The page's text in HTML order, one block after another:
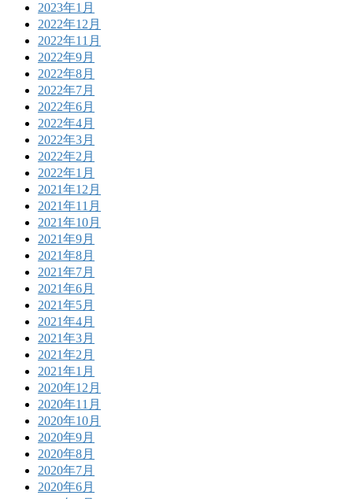
2023年1月
2022年12月
2022年11月
2022年9月
2022年8月
2022年7月
2022年6月
2022年4月
2022年3月
2022年2月
2022年1月
2021年12月
2021年11月
2021年10月
2021年9月
2021年8月
2021年7月
2021年6月
2021年5月
2021年4月
2021年3月
2021年2月
2021年1月
2020年12月
2020年11月
2020年10月
2020年9月
2020年8月
2020年7月
2020年6月